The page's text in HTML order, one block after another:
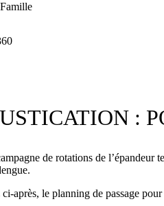
:
de rotations de
après, le planning de passage